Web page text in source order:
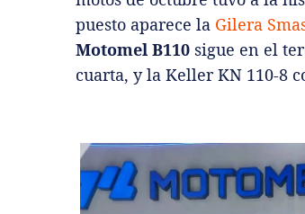
puesto aparece la Gilera
Motomel B110 sigue en el
cuarta, y la Keller KN 110-8